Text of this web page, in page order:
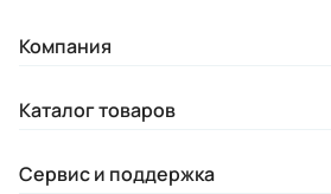
Компания
Каталог товаров
Сервис и поддержка